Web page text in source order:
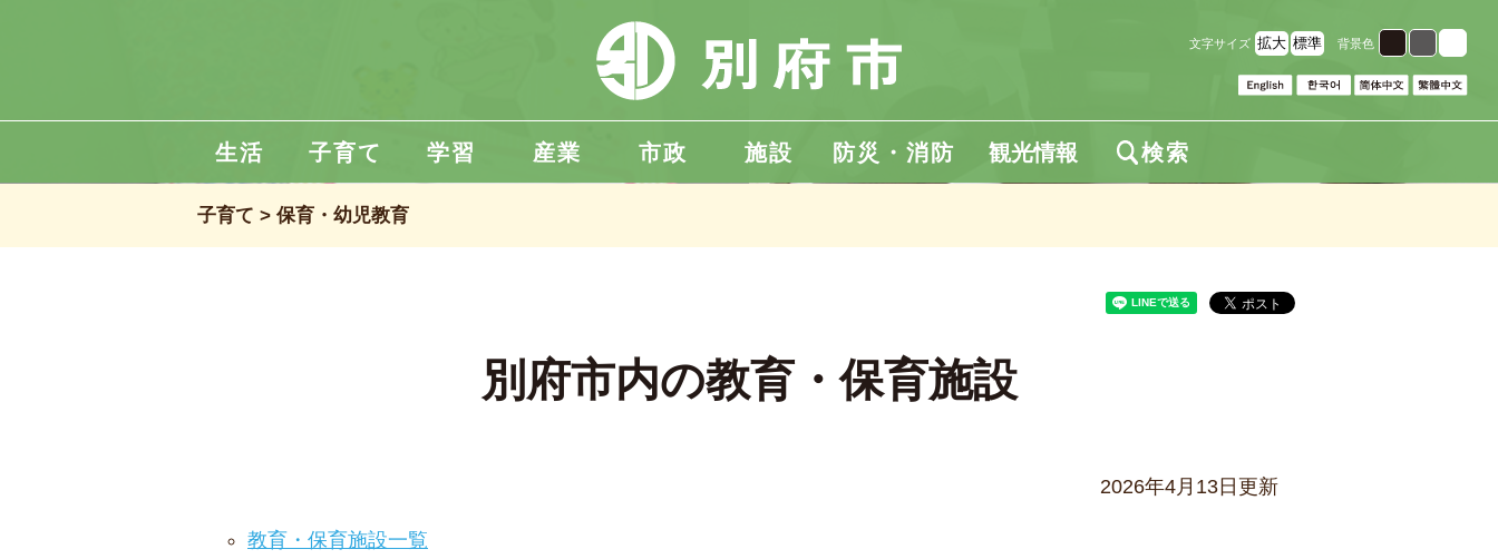
文字サイズ 拡大 標準 背景色
生活 子育て 学習 産業 市政 施設 防災・消防 観光情報 検索
子育て 保育・幼児教育
別府市内の教育・保育施設
2026年4月13日更新
教育・保育施設一覧